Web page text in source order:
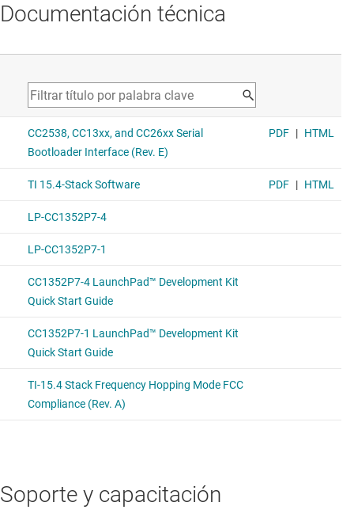
Documentación técnica
Soporte y capacitación